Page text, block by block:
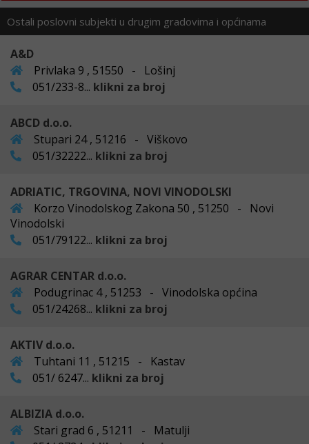
Ostali poslovni subjekti u drugim gradovima i općinama
A&D
Privlaka 9 , 51550 - Lošinj
051/233-8... klikni za broj
ABCD d.o.o.
Stupari 24 , 51216 - Viškovo
051/32222... klikni za broj
ADRIATIC, TRGOVINA, NOVI VINODOLSKI
Korzo Vinodolskog Zakona 50 , 51250 - Novi
Vinodolski
051/79122... klikni za broj
AGRAR CENTAR d.o.o.
Podugrinac 4 , 51253 - Vinodolska općina
051/24268... klikni za broj
AKTIV d.o.o.
Tuhtani 11 , 51215 - Kastav
051/ 6247... klikni za broj
ALBIZIA d.o.o.
Stari grad 6 , 51211 - Matulji